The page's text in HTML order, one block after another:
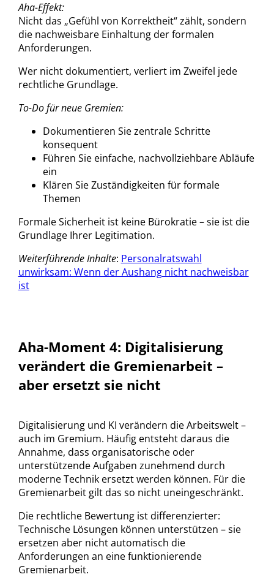
Aha-Effekt:
Nicht das „Gefühl von Korrektheit“ zählt, sondern
die nachweisbare Einhaltung der formalen
Anforderungen.
Wer nicht dokumentiert, verliert im Zweifel jede
rechtliche Grundlage.
To-Do für neue Gremien:
Dokumentieren Sie zentrale Schritte
konsequent
Führen Sie einfache, nachvollziehbare Abläufe
ein
Klären Sie Zuständigkeiten für formale
Themen
Formale Sicherheit ist keine Bürokratie – sie ist die
Grundlage Ihrer Legitimation.
Weiterführende Inhalte: Personalratswahl
unwirksam: Wenn der Aushang nicht nachweisbar
ist
Aha-Moment 4: Digitalisierung
verändert die Gremienarbeit –
aber ersetzt sie nicht
Digitalisierung und KI verändern die Arbeitswelt –
auch im Gremium. Häufig entsteht daraus die
Annahme, dass organisatorische oder
unterstützende Aufgaben zunehmend durch
moderne Technik ersetzt werden können. Für die
Gremienarbeit gilt das so nicht uneingeschränkt.
Die rechtliche Bewertung ist differenzierter:
Technische Lösungen können unterstützen – sie
ersetzen aber nicht automatisch die
Anforderungen an eine funktionierende
Gremienarbeit.